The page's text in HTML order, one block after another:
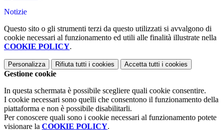
Notizie
Questo sito o gli strumenti terzi da questo utilizzati si avvalgono di
cookie necessari al funzionamento ed utili alle finalità illustrate nella
COOKIE POLICY.
Personalizza Rifiuta tutti i cookies Accetta tutti i cookies
Gestione cookie
In questa schermata è possibile scegliere quali cookie consentire.
I cookie necessari sono quelli che consentono il funzionamento della
piattaforma e non è possibile disabilitarli.
Per conoscere quali sono i cookie necessari al funzionamento potete
visionare la COOKIE POLICY.